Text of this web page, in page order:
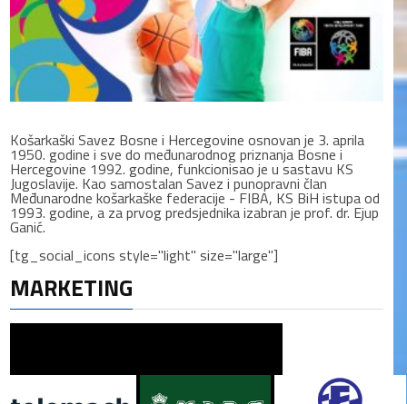
Košarkaški Savez Bosne i Hercegovine osnovan je 3. aprila
1950. godine i sve do međunarodnog priznanja Bosne i
Hercegovine 1992. godine, funkcionisao je u sastavu KS
Jugoslavije. Kao samostalan Savez i punopravni član
Međunarodne košarkaške federacije - FIBA, KS BiH istupa od
1993. godine, a za prvog predsjednika izabran je prof. dr. Ejup
Ganić.
[tg_social_icons style="light" size="large"]
MARKETING